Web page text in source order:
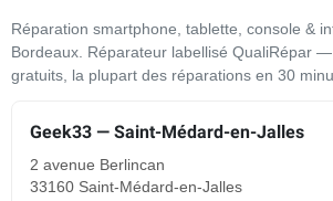
Réparation smartphone, tablette, console &
Bordeaux. Réparateur labellisé QualiRépar
gratuits, la plupart des réparations en 30
Geek33 — Saint-Médard-en-Jalles
2 avenue Berlincan
33160 Saint-Médard-en-Jalles